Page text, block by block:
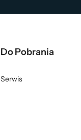
Do Pobrania
Serwis